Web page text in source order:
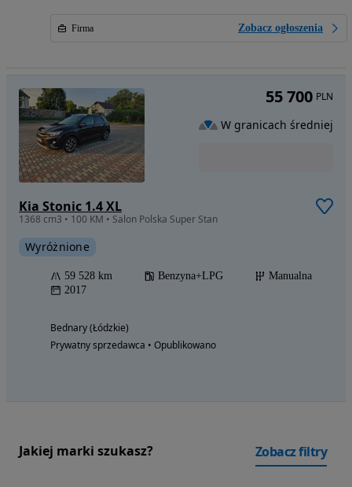
Firma Zobacz ogłoszenia
Kia Stonic 1.4 XL
1368 cm3 • 100 KM • Salon Polska Super Stan
Wyróżnione
59 528 km Benzyna+LPG
Manualna
2017
Bednary (Łódzkie)
Prywatny sprzedawca • Opublikowano
55 700 PLN
W granicach średniej
Jakiej marki szukasz? Zobacz filtry